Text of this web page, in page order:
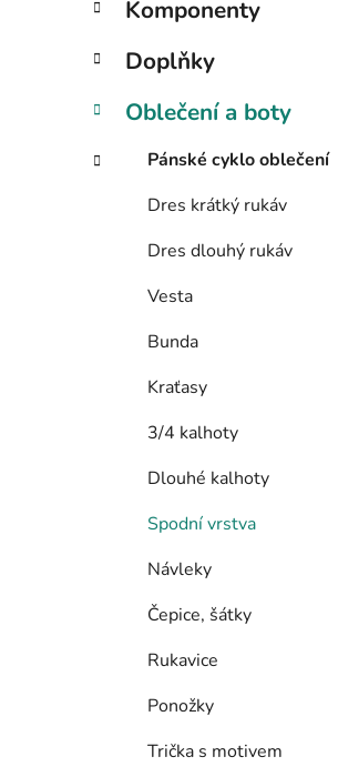
o
i
Komponenty
Doplňky
Oblečení a boty
Pánské cyklo oblečení
Dres krátký rukáv
Dres dlouhý rukáv
Vesta
Bunda
Kraťasy
3/4 kalhoty
Dlouhé kalhoty
Spodní vrstva
Návleky
Čepice, šátky
Rukavice
Ponožky
Trička s motivem